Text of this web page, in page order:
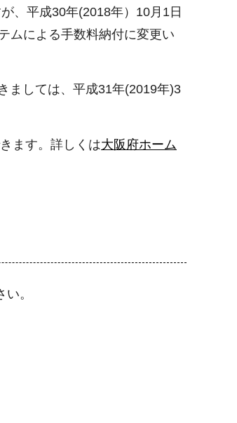
、平成30年(2018年）10月1日
ムによる手数料納付に変更い
ましては、平成31年(2019年)3
ます。詳しくは大阪府ホーム
。